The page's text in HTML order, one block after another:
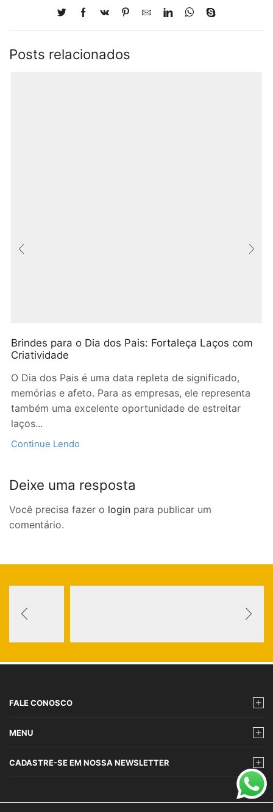
Posts relacionados
Brindes para o Dia dos Pais: Fortaleça Laços com
Criatividade
O Dia dos Pais é uma data repleta de significado,
memórias e afeto. Para as empresas, ele representa
também uma excelente oportunidade de estreitar
laços...
Continue Lendo
Deixe uma resposta
Você precisa fazer o login para publicar um
comentário.
FALE CONOSCO
MENU
CADASTRE-SE EM NOSSA NEWSLETTER